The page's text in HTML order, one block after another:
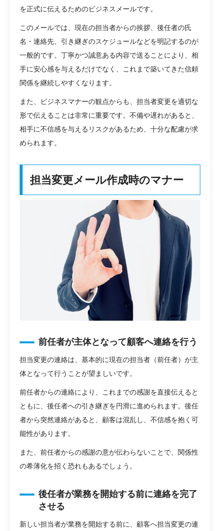
を正式に伝えるためのビジネスメールです。
このメールでは、現在の担当者からの挨拶、後任者の氏
名・連絡先、引き継ぎのスケジュールなどを明記するのが
一般的です。丁寧かつ誠意ある内容で送ることにより、相
手に安心感を与えるだけでなく、これまで築いてきた信頼
関係を継続しやすくなります。
また、ビジネスマナーの観点からも、担当者変更を適切な
形で伝えることは非常に重要です。不備や遅れがあると、
相手に不信感を与えるリスクがあるため、十分な配慮が求
められます。
担当変更メール作成時のマナー
前任者が主体となって顧客へ連絡を行う
担当変更の連絡は、基本的に現在の担当者（前任者）が主
体となって行うことが望ましいです。
前任者からの連絡により、これまでの感謝を直接伝えると
ともに、後任者への引き継ぎを円滑に進められます。後任
者から突然連絡があると、顧客は混乱し、不信感を抱く可
能性があります。
また、前任者からの感謝の意が伝わらないことで、関係性
の希薄化を招く恐れもあるでしょう。
後任者が業務を開始する前に連絡を完了
させる
新しい担当者が業務を開始する前に、顧客へ担当変更の連